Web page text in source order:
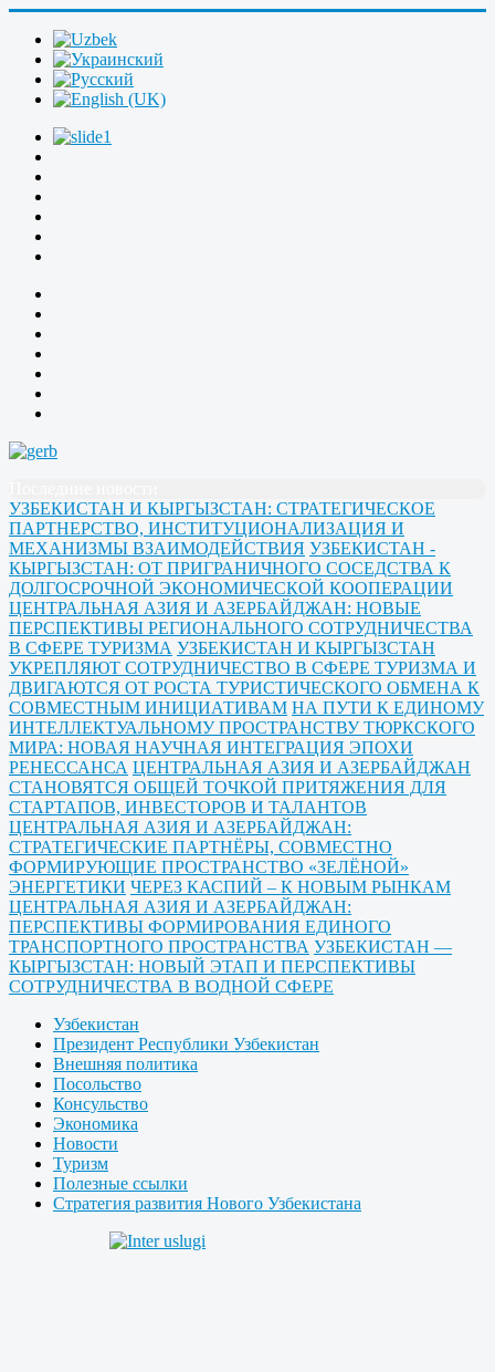
УЗБЕКИСТАН И КЫРГЫЗСТАН: СТРАТЕГИЧЕСКОЕ
ПАРТНЕРСТВО, ИНСТИТУЦИОНАЛИЗАЦИЯ И
МЕХАНИЗМЫ ВЗАИМОДЕЙСТВИЯ УЗБЕКИСТАН -
КЫРГЫЗСТАН: ОТ ПРИГРАНИЧНОГО СОСЕДСТВА К
ДОЛГОСРОЧНОЙ ЭКОНОМИЧЕСКОЙ КООПЕРАЦИИ
ЦЕНТРАЛЬНАЯ АЗИЯ И АЗЕРБАЙДЖАН: НОВЫЕ
ПЕРСПЕКТИВЫ РЕГИОНАЛЬНОГО СОТРУДНИЧЕСТВА
В СФЕРЕ ТУРИЗМА УЗБЕКИСТАН И КЫРГЫЗСТАН
УКРЕПЛЯЮТ СОТРУДНИЧЕСТВО В СФЕРЕ ТУРИЗМА И
ДВИГАЮТСЯ ОТ РОСТА ТУРИСТИЧЕСКОГО ОБМЕНА К
СОВМЕСТНЫМ ИНИЦИАТИВАМ НА ПУТИ К ЕДИНОМУ
ИНТЕЛЛЕКТУАЛЬНОМУ ПРОСТРАНСТВУ ТЮРКСКОГО
МИРА: НОВАЯ НАУЧНАЯ ИНТЕГРАЦИЯ ЭПОХИ
РЕНЕССАНСА ЦЕНТРАЛЬНАЯ АЗИЯ И АЗЕРБАЙДЖАН
СТАНОВЯТСЯ ОБЩЕЙ ТОЧКОЙ ПРИТЯЖЕНИЯ ДЛЯ
СТАРТАПОВ, ИНВЕСТОРОВ И ТАЛАНТОВ
ЦЕНТРАЛЬНАЯ АЗИЯ И АЗЕРБАЙДЖАН:
СТРАТЕГИЧЕСКИЕ ПАРТНЁРЫ, СОВМЕСТНО
ФОРМИРУЮЩИЕ ПРОСТРАНСТВО «ЗЕЛЁНОЙ»
ЭНЕРГЕТИКИ ЧЕРЕЗ КАСПИЙ – К НОВЫМ РЫНКАМ
ЦЕНТРАЛЬНАЯ АЗИЯ И АЗЕРБАЙДЖАН:
ПЕРСПЕКТИВЫ ФОРМИРОВАНИЯ ЕДИНОГО
ТРАНСПОРТНОГО ПРОСТРАНСТВА УЗБЕКИСТАН —
КЫРГЫЗСТАН: НОВЫЙ ЭТАП И ПЕРСПЕКТИВЫ
СОТРУДНИЧЕСТВА В ВОДНОЙ СФЕРЕ
Узбекистан
Президент Республики Узбекистан
Внешняя политика
Посольство
Консульство
Экономика
Новости
Туризм
Полезные ссылки
Стратегия развития Нового Узбекистана